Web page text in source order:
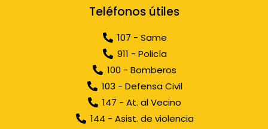
Teléfonos útiles
107 - Same
911 - Policía
100 - Bomberos
103 - Defensa Civil
147 - At. al Vecino
144 - Asist. de violencia